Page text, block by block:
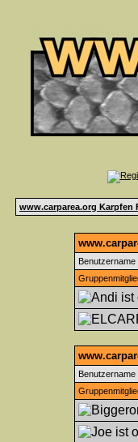
www.carparea.org Karpfen
Benutzername
Benutzername